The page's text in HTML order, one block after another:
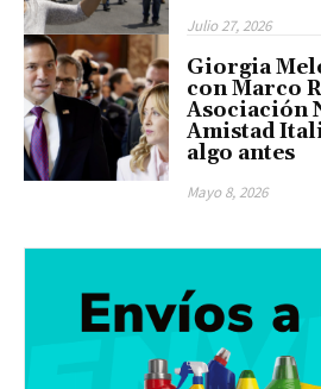
Julio 27, 2026
Giorgia
con Marco
Asociación
Amistad
algo antes
Mayo 8, 2026